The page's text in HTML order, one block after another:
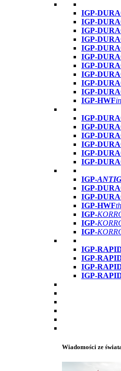
IGP-
IGP-
IGP-
IGP-
IGP-
IGP-
IGP-
IGP-
IGP-
IGP-
IGP-HWF
IGP-
IGP-
IGP-
IGP-
IGP-
IGP-
IGP-
IGP-
IGP-
IGP-HWF
IGP-
IGP-
IGP-
IGP-
IGP-
IGP-
IGP-
Wiadomości ze